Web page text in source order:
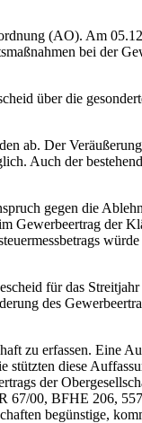
(AO). Am
bei der
über die
ab. Der
Auch der
gegen die
Gewerbeertrag der
für das Streitjahr
des
zu erfassen. Eine
diese
der
67/00, BFHE 206,
begünstige,